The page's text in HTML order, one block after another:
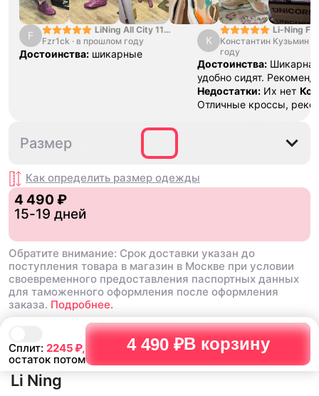
Сплит: 2245₽,
остаток потом
4 490 ₽В корзину
F
LiNing All City 11
"Condensed Snow
Grey"
Fzr1ck · в прошлом году
Достоинства: шикарные
К
Li-Ning
Константин Кузьмин
году
Достоинства:
удобно сидят.
Недостатки: Их нет
Отличные кроссы,
Размер
Как определить размер одежды
4 490 ₽
15-19 дней
Обратите внимание: Срок доставки указан до
поступления товара в магазин в Москве при условии
своевременного предоставления паспортных данных
для таможенного оформления после оформления
заказа. Подробнее.
Li Ning